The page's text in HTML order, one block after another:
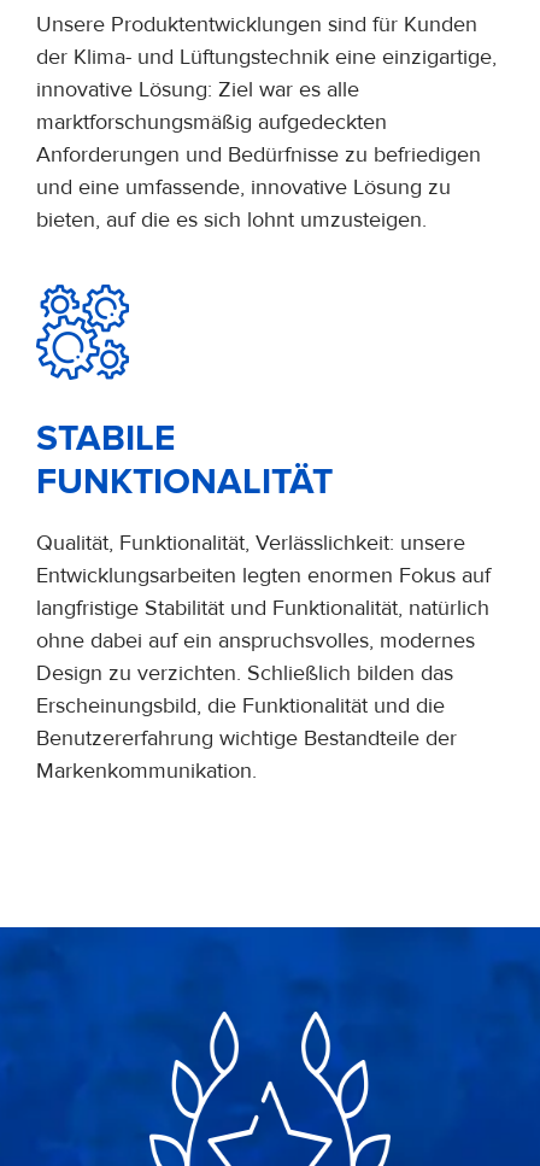
Unsere Produktentwicklungen sind für Kunden
der Klima- und Lüftungstechnik eine einzigartige,
innovative Lösung: Ziel war es alle
marktforschungsmäßig aufgedeckten
Anforderungen und Bedürfnisse zu befriedigen
und eine umfassende, innovative Lösung zu
bieten, auf die es sich lohnt umzusteigen.
STABILE
FUNKTIONALITÄT
Qualität, Funktionalität, Verlässlichkeit: unsere
Entwicklungsarbeiten legten enormen Fokus auf
langfristige Stabilität und Funktionalität, natürlich
ohne dabei auf ein anspruchsvolles, modernes
Design zu verzichten. Schließlich bilden das
Erscheinungsbild, die Funktionalität und die
Benutzererfahrung wichtige Bestandteile der
Markenkommunikation.